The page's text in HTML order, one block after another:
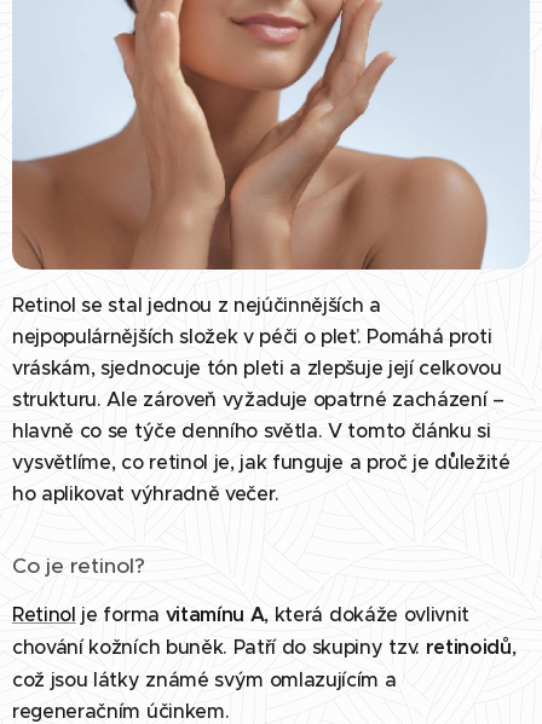
Retinol se stal jednou z nejúčinnějších a
nejpopulárnějších složek v péči o pleť. Pomáhá proti
vráskám, sjednocuje tón pleti a zlepšuje její celkovou
strukturu. Ale zároveň vyžaduje opatrné zacházení –
hlavně co se týče denního světla. V tomto článku si
vysvětlíme, co retinol je, jak funguje a proč je důležité
ho aplikovat výhradně večer.
Co je retinol?
Retinol je forma vitamínu A, která dokáže ovlivnit
chování kožních buněk. Patří do skupiny tzv. retinoidů,
což jsou látky známé svým omlazujícím a
regeneračním účinkem.